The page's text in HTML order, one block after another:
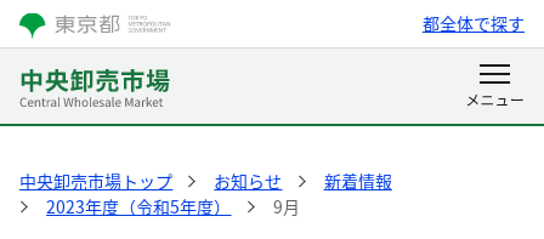
都全体で探す
中央卸売市場トップ お知らせ
新着情報
2023年度（令和5年度）
9月